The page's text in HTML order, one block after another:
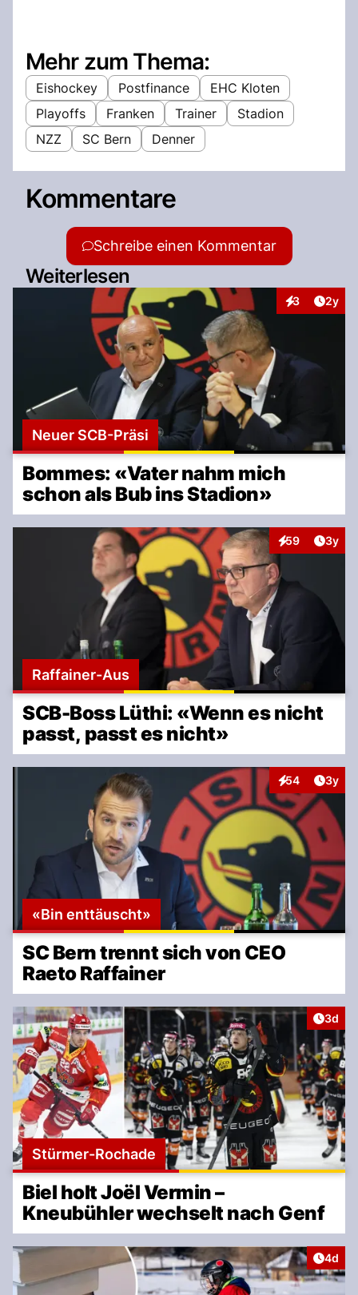
Mehr zum Thema:
Eishockey Postfinance
EHC Kloten
Playoffs
Franken Trainer
Stadion
NZZ
SC Bern Denner
Kommentare
Schreibe einen Kommentar
Weiterlesen
3
Interaktionen
2y
Neuer SCB-Präsi
Bommes: «Vater nahm mich
schon als Bub ins Stadion»
59
Interaktionen
3y
Raffainer-Aus
SCB-Boss Lüthi: «Wenn es nicht
passt, passt es nicht»
54
Interaktionen
3y
«Bin enttäuscht»
SC Bern trennt sich von CEO
Raeto Raffainer
3d
Stürmer-Rochade
Biel holt Joël Vermin –
Kneubühler wechselt nach Genf
4d